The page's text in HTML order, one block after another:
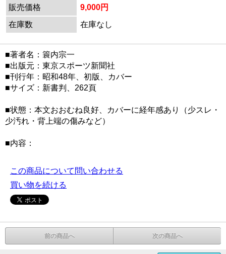
販売価格
9,000円
在庫数
在庫なし
■著者名：簑内宗一
■出版元：東京スポーツ新聞社
■刊行年：昭和48年、初版、カバー
■サイズ：新書判、262頁
■状態：本文おおむね良好、カバーに経年感あり（少スレ・
少汚れ・背上端の傷みなど）
■内容：
この商品について問い合わせる
買い物を続ける
前の商品へ 次の商品へ